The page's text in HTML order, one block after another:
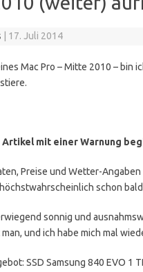
17. Juli 2014
Mac Pro – Mitte 2010 – bin
Artikel mit einer Warnung
Preise und Wetter-
schon
sonnig und
und ich habe mich mal
SSD Samsung 840 EVO 1